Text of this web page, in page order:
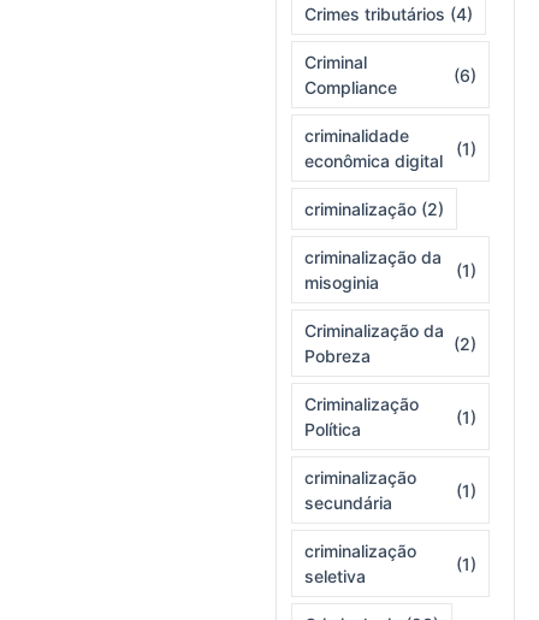
Crimes tributários (4)
Criminal
Compliance
(6)
criminalidade
econômica digital
(1)
criminalização (2)
criminalização da
misoginia
(1)
Criminalização da
Pobreza
(2)
Criminalização
Política
(1)
criminalização
secundária
(1)
criminalização
seletiva
(1)